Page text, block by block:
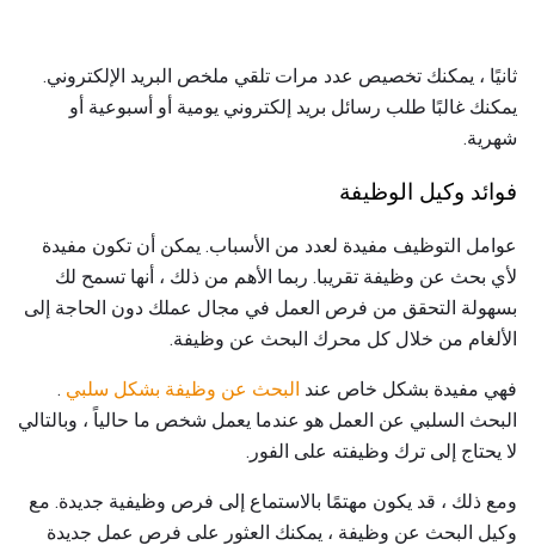
ثانيًا ، يمكنك تخصيص عدد مرات تلقي ملخص البريد الإلكتروني.
يمكنك غالبًا طلب رسائل بريد إلكتروني يومية أو أسبوعية أو
شهرية.
فوائد وكيل الوظيفة
عوامل التوظيف مفيدة لعدد من الأسباب. يمكن أن تكون مفيدة
لأي بحث عن وظيفة تقريبا. ربما الأهم من ذلك ، أنها تسمح لك
بسهولة التحقق من فرص العمل في مجال عملك دون الحاجة إلى
الألغام من خلال كل محرك البحث عن وظيفة.
فهي مفيدة بشكل خاص عند البحث عن وظيفة بشكل سلبي .
البحث السلبي عن العمل هو عندما يعمل شخص ما حالياً ، وبالتالي
لا يحتاج إلى ترك وظيفته على الفور.
ومع ذلك ، قد يكون مهتمًا بالاستماع إلى فرص وظيفية جديدة. مع
وكيل البحث عن وظيفة ، يمكنك العثور على فرص عمل جديدة